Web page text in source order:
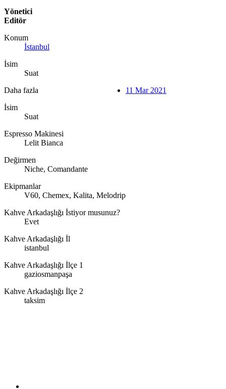
Yönetici
Editör
Konum
İstanbul
İsim
Suat
Daha fazla
İsim
Suat
Espresso Makinesi
Lelit Bianca
Değirmen
Niche, Comandante
Ekipmanlar
V60, Chemex, Kalita, Melodrip
Kahve Arkadaşlığı İstiyor musunuz?
Evet
Kahve Arkadaşlığı İl
istanbul
Kahve Arkadaşlığı İlçe 1
gaziosmanpaşa
Kahve Arkadaşlığı İlçe 2
taksim
11 Mar 2021